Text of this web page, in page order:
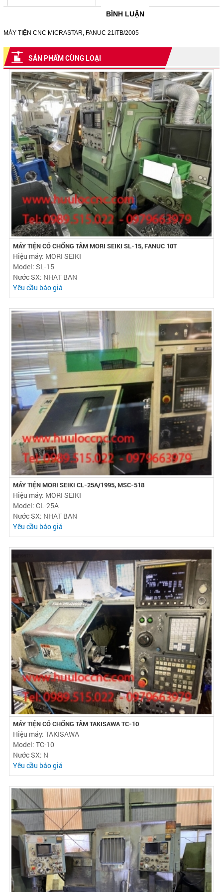
BÌNH LUẬN
MÁY TIỆN CNC MICRASTAR, FANUC 21iTB/2005
SẢN PHẨM CÙNG LOẠI
MÁY TIỆN CÓ CHỐNG TÂM MORI SEIKI SL-15, FANUC 10T
Hiệu máy: MORI SEIKI
Model: SL-15
Nước SX: NHAT BAN
Yêu cầu báo giá
MÁY TIỆN MORI SEIKI CL-25A/1995, MSC-518
Hiệu máy: MORI SEIKI
Model: CL-25A
Nước SX: NHAT BAN
Yêu cầu báo giá
MÁY TIỆN CÓ CHỐNG TÂM TAKISAWA TC-10
Hiệu máy: TAKISAWA
Model: TC-10
Nước SX: N
Yêu cầu báo giá